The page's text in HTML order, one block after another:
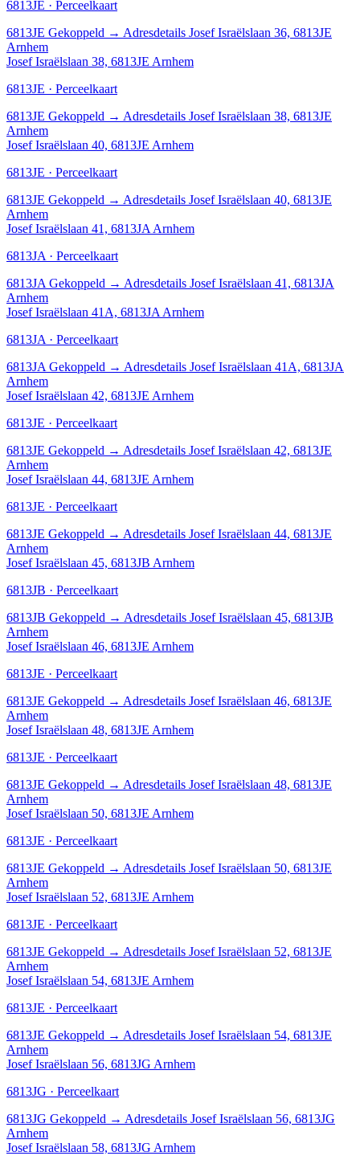
6813JE · Perceelkaart
6813JE Gekoppeld → Adresdetails Josef Israëlslaan 36, 6813JE
Arnhem
Josef Israëlslaan 38, 6813JE Arnhem
6813JE · Perceelkaart
6813JE Gekoppeld → Adresdetails Josef Israëlslaan 38, 6813JE
Arnhem
Josef Israëlslaan 40, 6813JE Arnhem
6813JE · Perceelkaart
6813JE Gekoppeld → Adresdetails Josef Israëlslaan 40, 6813JE
Arnhem
Josef Israëlslaan 41, 6813JA Arnhem
6813JA · Perceelkaart
6813JA Gekoppeld → Adresdetails Josef Israëlslaan 41, 6813JA
Arnhem
Josef Israëlslaan 41A, 6813JA Arnhem
6813JA · Perceelkaart
6813JA Gekoppeld → Adresdetails Josef Israëlslaan 41A, 6813JA
Arnhem
Josef Israëlslaan 42, 6813JE Arnhem
6813JE · Perceelkaart
6813JE Gekoppeld → Adresdetails Josef Israëlslaan 42, 6813JE
Arnhem
Josef Israëlslaan 44, 6813JE Arnhem
6813JE · Perceelkaart
6813JE Gekoppeld → Adresdetails Josef Israëlslaan 44, 6813JE
Arnhem
Josef Israëlslaan 45, 6813JB Arnhem
6813JB · Perceelkaart
6813JB Gekoppeld → Adresdetails Josef Israëlslaan 45, 6813JB
Arnhem
Josef Israëlslaan 46, 6813JE Arnhem
6813JE · Perceelkaart
6813JE Gekoppeld → Adresdetails Josef Israëlslaan 46, 6813JE
Arnhem
Josef Israëlslaan 48, 6813JE Arnhem
6813JE · Perceelkaart
6813JE Gekoppeld → Adresdetails Josef Israëlslaan 48, 6813JE
Arnhem
Josef Israëlslaan 50, 6813JE Arnhem
6813JE · Perceelkaart
6813JE Gekoppeld → Adresdetails Josef Israëlslaan 50, 6813JE
Arnhem
Josef Israëlslaan 52, 6813JE Arnhem
6813JE · Perceelkaart
6813JE Gekoppeld → Adresdetails Josef Israëlslaan 52, 6813JE
Arnhem
Josef Israëlslaan 54, 6813JE Arnhem
6813JE · Perceelkaart
6813JE Gekoppeld → Adresdetails Josef Israëlslaan 54, 6813JE
Arnhem
Josef Israëlslaan 56, 6813JG Arnhem
6813JG · Perceelkaart
6813JG Gekoppeld → Adresdetails Josef Israëlslaan 56, 6813JG
Arnhem
Josef Israëlslaan 58, 6813JG Arnhem